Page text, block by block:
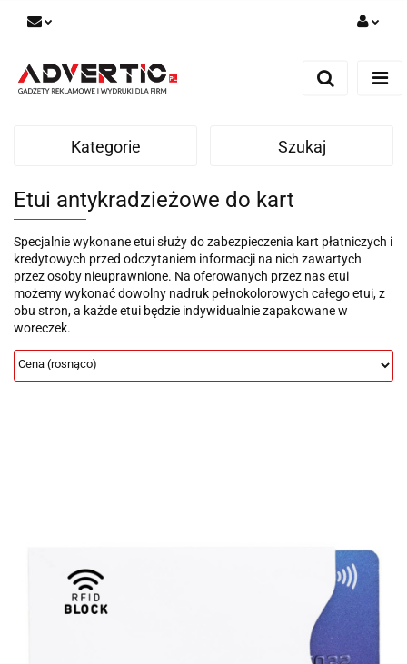
Zaloguj się
Zgody cookies
Kategorie Szukaj
Etui antykradzieżowe do kart
Specjalnie wykonane etui służy do zabezpieczenia kart płatniczych i
kredytowych przed odczytaniem informacji na nich zawartych
przez osoby nieuprawnione. Na oferowanych przez nas etui
możemy wykonać dowolny nadruk pełnokolorowych całego etui, z
obu stron, a każde etui będzie indywidualnie zapakowane w
woreczek.